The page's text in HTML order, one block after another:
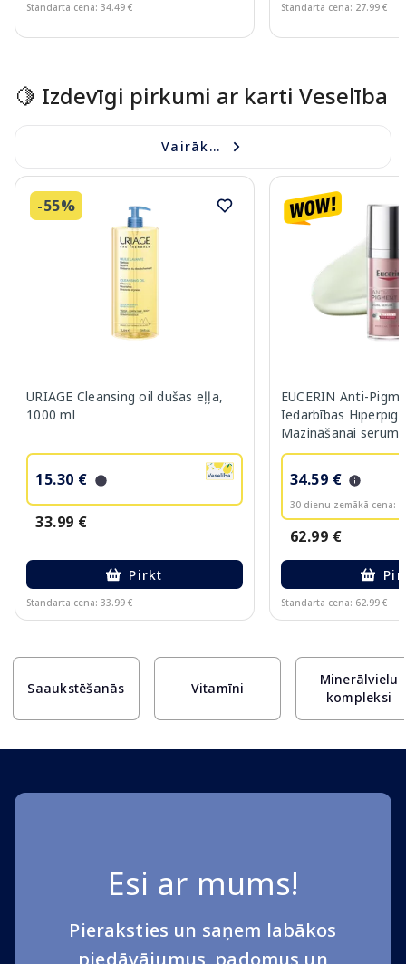
Standarta cena: 34.49 € Standarta cena: 27.99 €
🍋 Izdevīgi pirkumi ar karti Veselība
Vairāk...
-55%
URIAGE Cleansing oil dušas eļļa,
1000 ml
15.30 €
33.99 €
Pirkt
Standarta cena: 33.99 €
EUCERIN Anti-
Iedarbības
Mazināšanai
34.59 €
30 dienu zemākā cena:
62.99 €
Standarta cena: 62.99 €
Saaukstēšanās Vitamīni
Minerālvielu
kompleksi
Esi ar mums!
Pieraksties un saņem labākos
piedāvājumus, padomus un